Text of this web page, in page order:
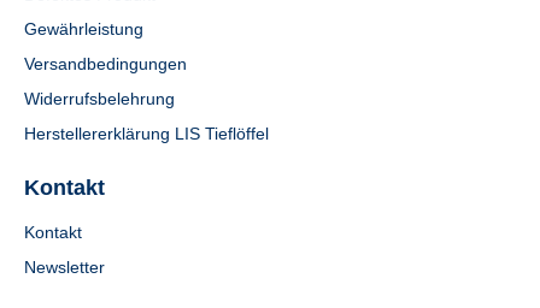
Gewährleistung
Versandbedingungen
Widerrufsbelehrung
Herstellererklärung LIS Tieflöffel
Kontakt
Kontakt
Newsletter